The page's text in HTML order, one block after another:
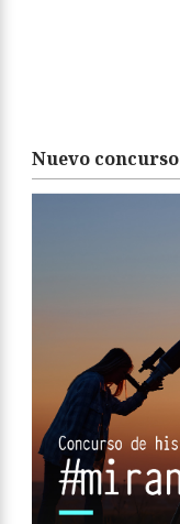
Nuevo concurso